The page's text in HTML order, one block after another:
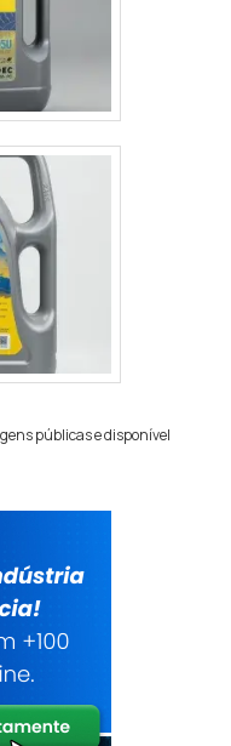
públicas e disponível